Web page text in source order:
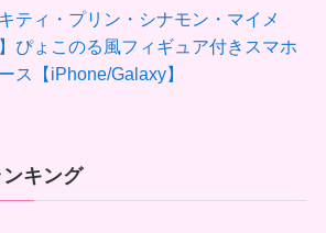
キティ・プリン・シナモン・マイメ
ぴょこのる風フィギュア付きスマホ
ス【iPhone/Galaxy】
キング